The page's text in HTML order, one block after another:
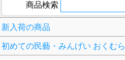
商品検索
新入荷の商品
初めての民藝・みんげい おくむら